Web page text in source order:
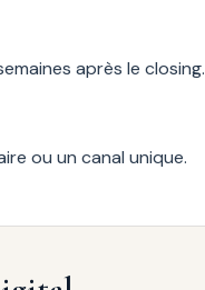
après le closing.
ou un canal unique.